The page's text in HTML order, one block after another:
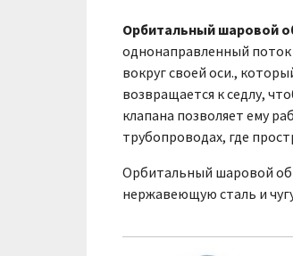
Орбитальный шаровой
однонаправленный
вокруг своей оси.,
возвращается к седлу,
клапана позволяет ему
трубопроводах, где
Орбитальный шаровой
нержавеющую сталь и